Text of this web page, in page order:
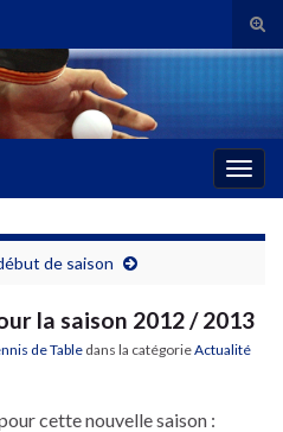
de saison
la saison 2012 / 2013
de Table dans la catégorieActualité
cette nouvelle saison :